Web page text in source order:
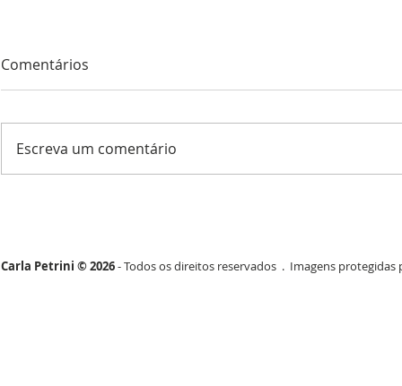
Comentários
Escreva um comentário
Carla Petrini © 2026- Todos os direitos reservados . Imagens